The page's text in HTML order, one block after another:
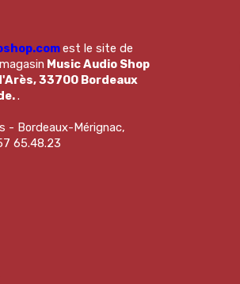
est le site de
Music Audio Shop
33700 Bordeaux
.
- Bordeaux-Mérignac,
65.48.23